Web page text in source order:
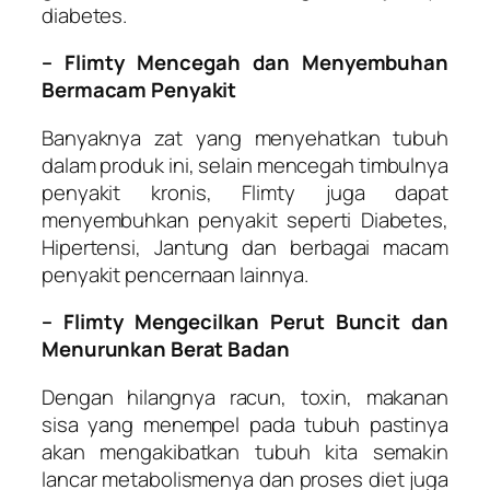
diabetes.
– Flimty Mencegah dan Menyembuhan
Bermacam Penyakit
Banyaknya zat yang menyehatkan tubuh
dalam produk ini, selain mencegah timbulnya
penyakit kronis, Flimty juga dapat
menyembuhkan penyakit seperti Diabetes,
Hipertensi, Jantung dan berbagai macam
penyakit pencernaan lainnya.
– Flimty Mengecilkan Perut Buncit dan
Menurunkan Berat Badan
Dengan hilangnya racun, toxin, makanan
sisa yang menempel pada tubuh pastinya
akan mengakibatkan tubuh kita semakin
lancar metabolismenya dan proses diet juga